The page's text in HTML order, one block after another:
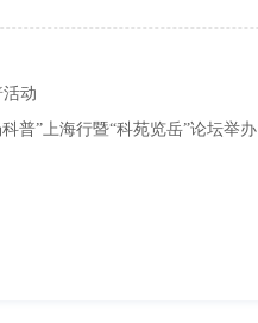
动
普”上海行暨“科苑览岳”论坛举办